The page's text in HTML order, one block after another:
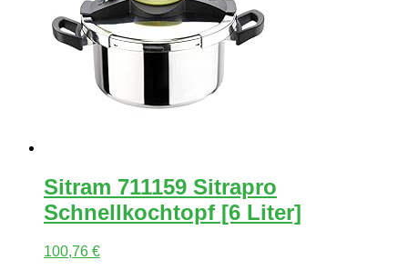
Sitram 711159 Sitrapro
Schnellkochtopf [6 Liter]
100,76 €